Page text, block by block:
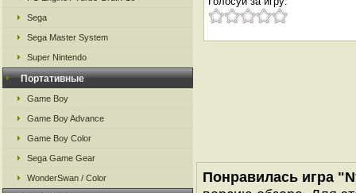
Sega
Sega Master System
Super Nintendo
Портативные
Game Boy
Game Boy Advance
Game Boy Color
Sega Game Gear
WonderSwan / Color
Понравилась игра